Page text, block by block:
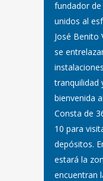
fundador
unidos al
José Benito
se
tranquilidad
bienvenida
Consta de
10 para
depósitos.
estará la
encuentran